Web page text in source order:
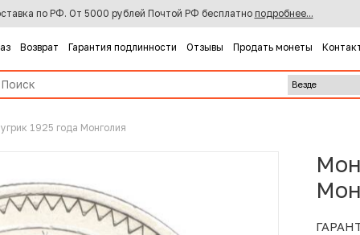
по РФ. От 5000 рублей Почтой РФ бесплатно подробнее...
Возврат Гарантия подлинности Отзывы Продать монеты
1925 года Монголия